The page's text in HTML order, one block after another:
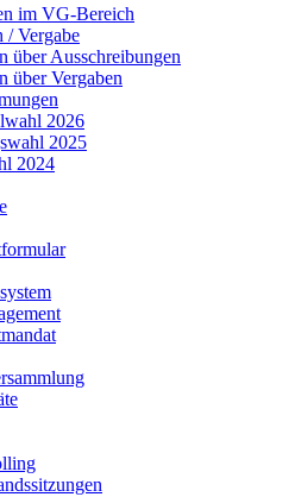
im VG-Bereich
/ Vergabe
über Ausschreibungen
über Vergaben
2026
2025
2024